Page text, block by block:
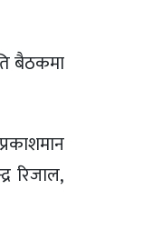
बैठकमा
रिजाल,